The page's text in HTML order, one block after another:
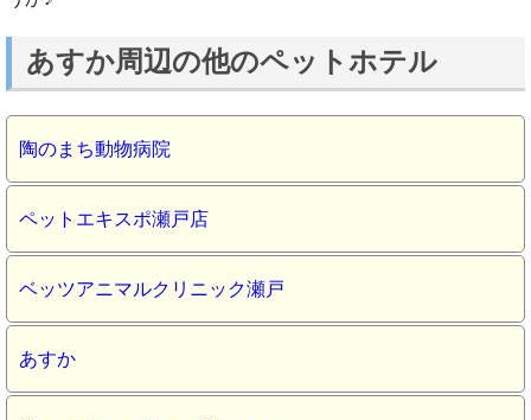
あすか周辺の他のペットホテル
陶のまち動物病院
ペットエキスポ瀬戸店
ベッツアニマルクリニック瀬戸
あすか